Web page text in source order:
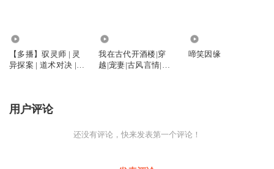
【多播】驭灵师 | 灵
异探案 | 道术对决 |
我在古代开酒楼|穿
越|宠妻|古风言情|打
啼笑因缘
用户评论
还没有评论，快来发表第一个评论！